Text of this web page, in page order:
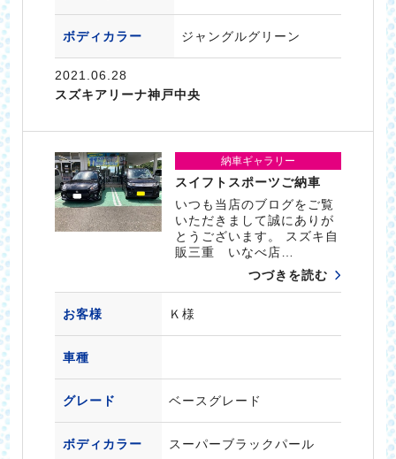
ボディカラー ジャングルグリーン
2021.06.28
スズキアリーナ神戸中央
納車ギャラリー
スイフトスポーツご納車
いつも当店のブログをご覧
いただきまして誠にありが
とうございます。 スズキ自
販三重 いなべ店…
つづきを読む
お客様 Ｋ様
車種
グレード ベースグレード
ボディカラー スーパーブラックパール